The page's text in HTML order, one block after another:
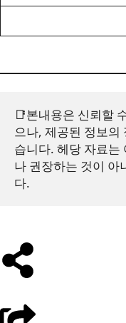
📑본내용은 신뢰할
으나, 제공된 정보의
습니다. 헤당 자료는
나 권장하는 것이 아
다.